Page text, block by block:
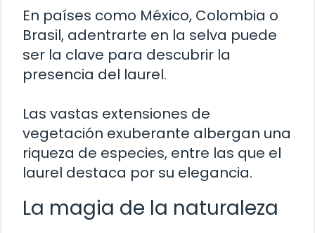
En países como México, Colombia o
Brasil, adentrarte en la selva puede
ser la clave para descubrir la
presencia del laurel.
Las vastas extensiones de
vegetación exuberante albergan una
riqueza de especies, entre las que el
laurel destaca por su elegancia.
La magia de la naturaleza